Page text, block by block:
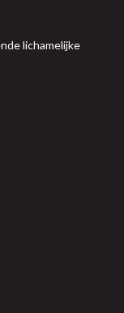
lichamelijke